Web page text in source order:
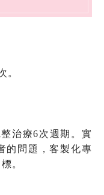
。
治療6次週期。實
的問題，客製化專
。